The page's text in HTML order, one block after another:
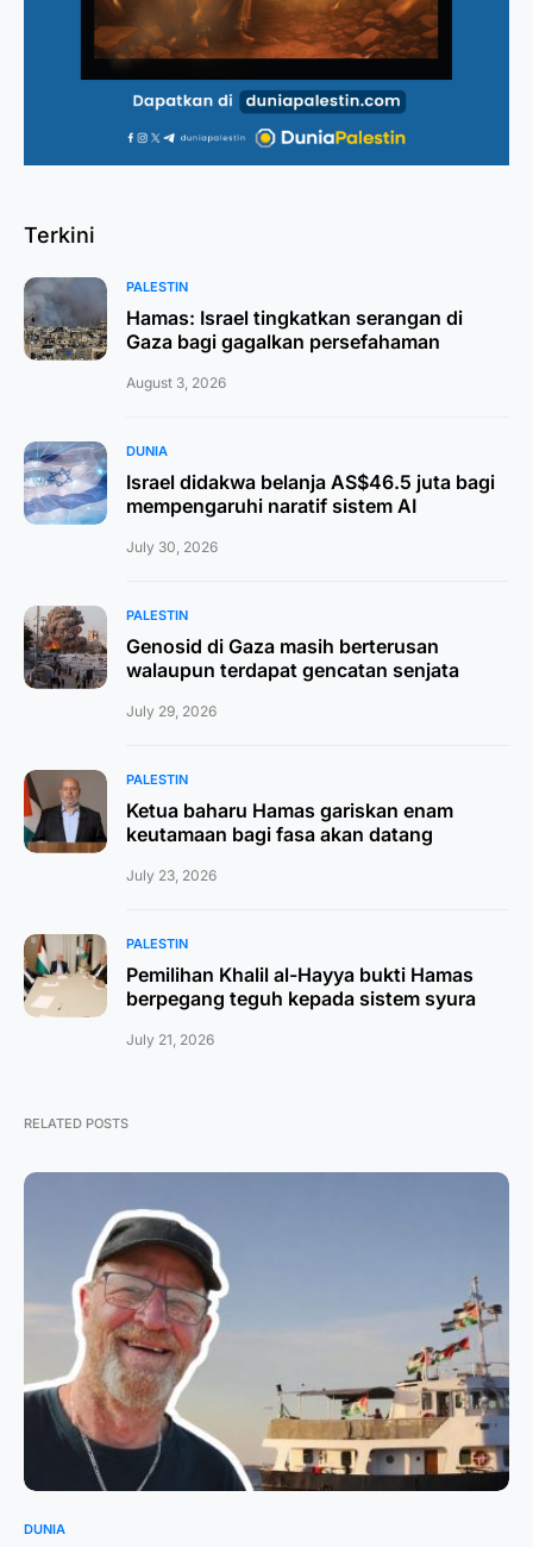
Terkini
PALESTIN
Hamas: Israel tingkatkan serangan di
Gaza bagi gagalkan persefahaman
August 3, 2026
DUNIA
Israel didakwa belanja AS$46.5 juta bagi
mempengaruhi naratif sistem AI
July 30, 2026
PALESTIN
Genosid di Gaza masih berterusan
walaupun terdapat gencatan senjata
July 29, 2026
PALESTIN
Ketua baharu Hamas gariskan enam
keutamaan bagi fasa akan datang
July 23, 2026
PALESTIN
Pemilihan Khalil al-Hayya bukti Hamas
berpegang teguh kepada sistem syura
July 21, 2026
RELATED POSTS
DUNIA